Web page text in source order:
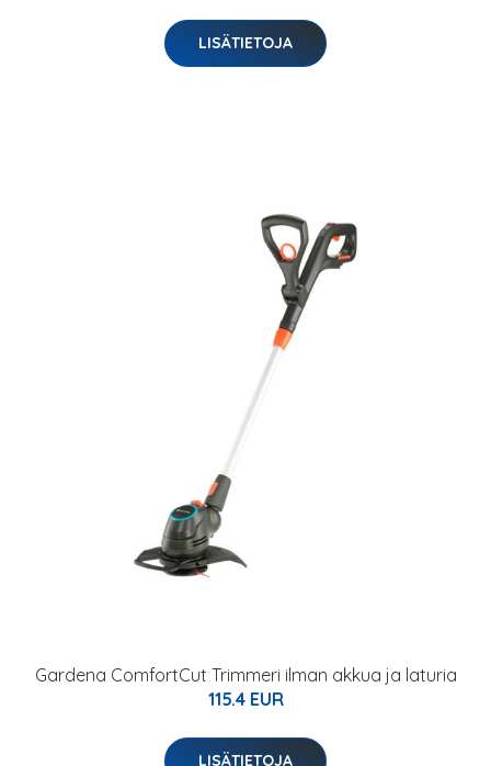
LISÄTIETOJA
Gardena ComfortCut Trimmeri ilman akkua ja laturia
115.4 EUR
LISÄTIETOJA